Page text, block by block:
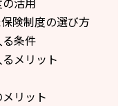
険制度の選び方
条件
メリット
リット